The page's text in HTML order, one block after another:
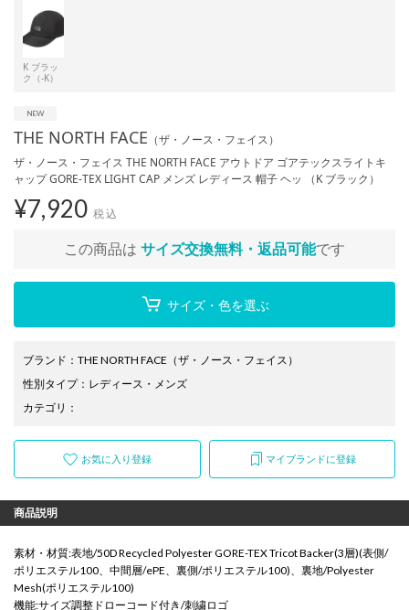
K ブラッ
ク（-K）
THE NORTH FACE （ザ・ノース・フェイス）
ザ・ノース・フェイス THE NORTH FACE アウトドア ゴアテックスライトキ
ャップ GORE-TEX LIGHT CAP メンズ レディース 帽子 ヘッ （K ブラック）
¥7,920 税込
この商品は サイズ交換無料・返品可能です
サイズ・色を選ぶ
ブランド ： THE NORTH FACE （ザ・ノース・フェイス）
性別タイプ： レディース ・ メンズ
カテゴリ ：
お気に入り登録 マイブランドに登録
商品説明
素材・材質:表地/50D Recycled Polyester GORE-TEX Tricot Backer(3層)(表側/
ポリエステル100、中間層/ePE、裏側/ポリエステル100)、裏地/Polyester
Mesh(ポリエステル100)
機能:サイズ調整ドローコード付き/刺繍ロゴ